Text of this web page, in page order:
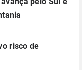
risco de